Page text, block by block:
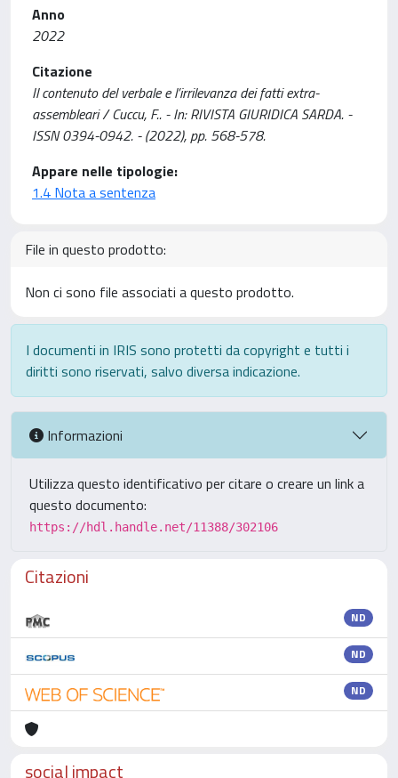
Anno
2022
Citazione
Il contenuto del verbale e l’irrilevanza dei fatti extra-
assembleari / Cuccu, F.. - In: RIVISTA GIURIDICA SARDA. -
ISSN 0394-0942. - (2022), pp. 568-578.
Appare nelle tipologie:
1.4 Nota a sentenza
File in questo prodotto:
Non ci sono file associati a questo prodotto.
I documenti in IRIS sono protetti da copyright e tutti i
diritti sono riservati, salvo diversa indicazione.
Informazioni
Utilizza questo identificativo per citare o creare un link a
questo documento:
https://hdl.handle.net/11388/302106
Citazioni
ND
ND
ND
social impact